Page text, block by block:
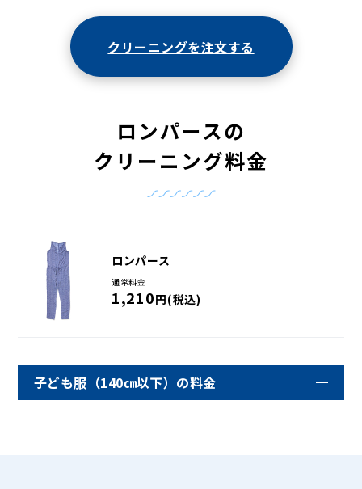
クリーニングを注文する
ロンパースの
クリーニング料金
ロンパース
通常料金
1,210円(税込)
子ども服（140㎝以下）の料金